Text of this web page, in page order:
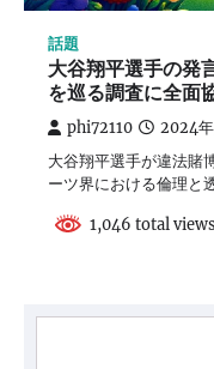
話題
大谷翔平選手の
を巡る調査に全面
phi72110 2024
大谷翔平選手が違法賭
ーツ界における倫理と
1,046 total